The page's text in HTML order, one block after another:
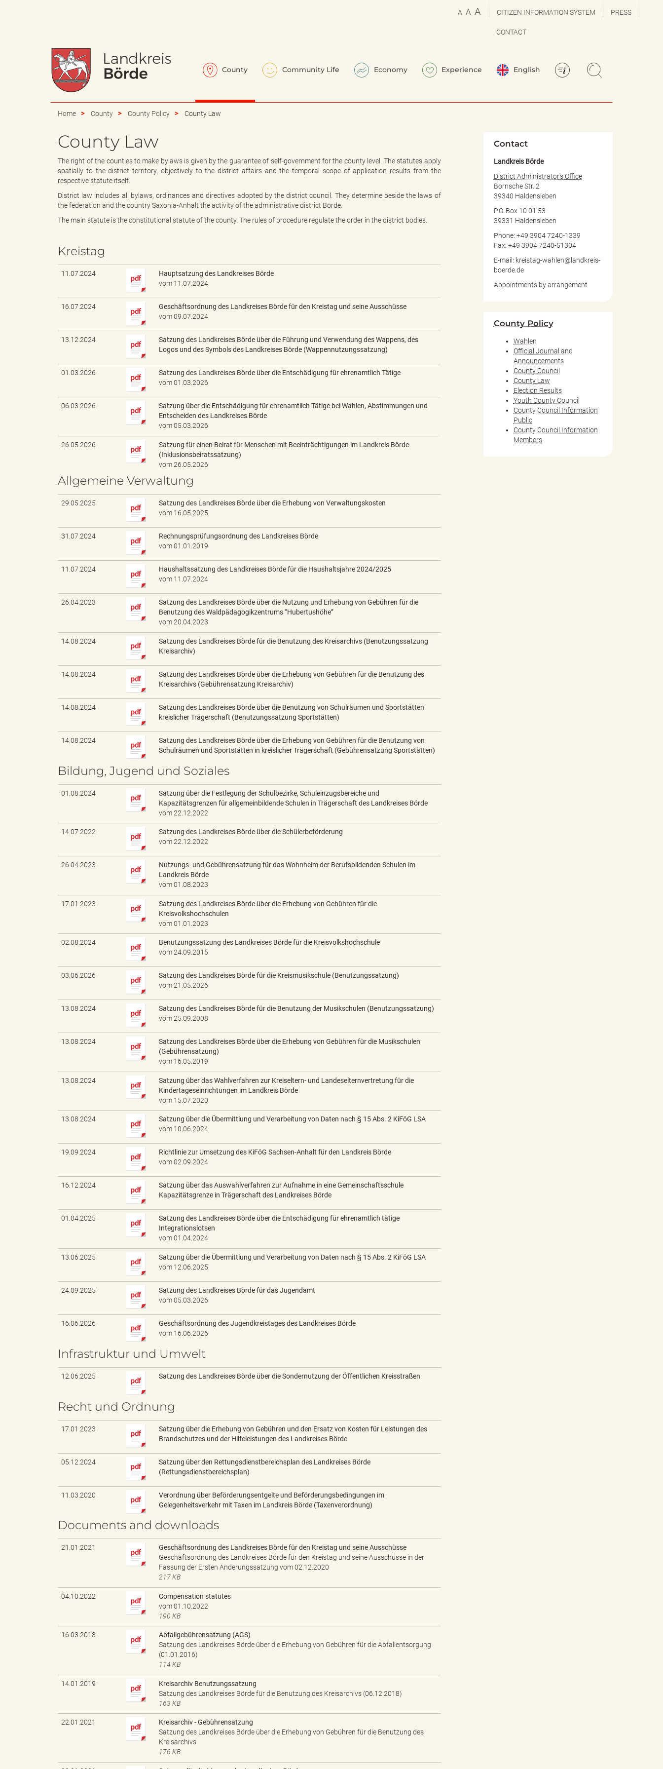
A A A CITIZEN INFORMATION SYSTEM PRESS
CONTACT
a
p
p
e
d
e
t
t
i
n
g
L
a
n
d
k
r
e
i
s
B
ö
r
d
e
"
.
T
h
e
n
k
l
e
a
d
s
County Community Life Economy Experience English
Home County County Policy County Law
County Law
The right of the counties to make bylaws is given by the guarantee of self-government for the county level. The statutes apply
spatially to the district territory, objectively to the district affairs and the temporal scope of application results from the
respective statute itself.
District law includes all bylaws, ordinances and directives adopted by the district council. They determine beside the laws of
the federation and the country Saxonia-Anhalt the activity of the administrative district Börde.
The main statute is the constitutional statute of the county. The rules of procedure regulate the order in the district bodies.
Kreistag
11.07.2024
Hauptsatzung des Landkreises Börde
vom 11.07.2024
16.07.2024
Geschäftsordnung des Landkreises Börde für den Kreistag und seine Ausschüsse
vom 09.07.2024
13.12.2024
Satzung des Landkreises Börde über die Führung und Verwendung des Wappens, des
Logos und des Symbols des Landkreises Börde (Wappennutzungssatzung)
01.03.2026
Satzung des Landkreises Börde über die Entschädigung für ehrenamtlich Tätige
vom 01.03.2026
06.03.2026
Satzung über die Entschädigung für ehrenamtlich Tätige bei Wahlen, Abstimmungen und
Entscheiden des Landkreises Börde
vom 05.03.2026
26.05.2026
Satzung für einen Beirat für Menschen mit Beeinträchtigungen im Landkreis Börde
(Inklusionsbeiratssatzung)
vom 26.05.2026
Allgemeine Verwaltung
29.05.2025
Satzung des Landkreises Börde über die Erhebung von Verwaltungskosten
vom 16.05.2025
31.07.2024
Rechnungsprüfungsordnung des Landkreises Börde
vom 01.01.2019
11.07.2024
Haushaltssatzung des Landkreises Börde für die Haushaltsjahre 2024/2025
vom 11.07.2024
26.04.2023
Satzung des Landkreises Börde über die Nutzung und Erhebung von Gebühren für die
Benutzung des Waldpädagogikzentrums “Hubertushöhe”
vom 20.04.2023
14.08.2024
Satzung des Landkreises Börde für die Benutzung des Kreisarchivs (Benutzungssatzung
Kreisarchiv)
14.08.2024
Satzung des Landkreises Börde über die Erhebung von Gebühren für die Benutzung des
Kreisarchivs (Gebührensatzung Kreisarchiv)
14.08.2024
Satzung des Landkreises Börde über die Benutzung von Schulräumen und Sportstätten
kreislicher Trägerschaft (Benutzungssatzung Sportstätten)
14.08.2024
Satzung des Landkreises Börde über die Erhebung von Gebühren für die Benutzung von
Schulräumen und Sportstätten in kreislicher Trägerschaft (Gebührensatzung Sportstätten)
Bildung, Jugend und Soziales
01.08.2024
Satzung über die Festlegung der Schulbezirke, Schuleinzugsbereiche und
Kapazitätsgrenzen für allgemeinbildende Schulen in Trägerschaft des Landkreises Börde
vom 22.12.2022
14.07.2022
Satzung des Landkreises Börde über die Schülerbeförderung
vom 22.12.2022
26.04.2023
Nutzungs- und Gebührensatzung für das Wohnheim der Berufsbildenden Schulen im
Landkreis Börde
vom 01.08.2023
17.01.2023
Satzung des Landkreises Börde über die Erhebung von Gebühren für die
Kreisvolkshochschulen
vom 01.01.2023
02.08.2024
Benutzungssatzung des Landkreises Börde für die Kreisvolkshochschule
vom 24.09.2015
03.06.2026
Satzung des Landkreises Börde für die Kreismusikschule (Benutzungssatzung)
vom 21.05.2026
13.08.2024
Satzung des Landkreises Börde für die Benutzung der Musikschulen (Benutzungssatzung)
vom 25.09.2008
13.08.2024
Satzung des Landkreises Börde über die Erhebung von Gebühren für die Musikschulen
(Gebührensatzung)
vom 16.05.2019
13.08.2024
Satzung über das Wahlverfahren zur Kreiseltern- und Landeselternvertretung für die
Kindertageseinrichtungen im Landkreis Börde
vom 15.07.2020
13.08.2024
Satzung über die Übermittlung und Verarbeitung von Daten nach § 15 Abs. 2 KiFöG LSA
vom 10.06.2024
19.09.2024
Richtlinie zur Umsetzung des KiFöG Sachsen-Anhalt für den Landkreis Börde
vom 02.09.2024
16.12.2024
Satzung über das Auswahlverfahren zur Aufnahme in eine Gemeinschaftsschule
Kapazitätsgrenze in Trägerschaft des Landkreises Börde
01.04.2025
Satzung des Landkreises Börde über die Entschädigung für ehrenamtlich tätige
Integrationslotsen
vom 01.04.2024
13.06.2025
Satzung über die Übermittlung und Verarbeitung von Daten nach § 15 Abs. 2 KiFöG LSA
vom 12.06.2025
24.09.2025
Satzung des Landkreises Börde für das Jugendamt
vom 05.03.2026
16.06.2026
Geschäftsordnung des Jugendkreistages des Landkreises Börde
vom 16.06.2026
Infrastruktur und Umwelt
12.06.2025 Satzung des Landkreises Börde über die Sondernutzung der Öffentlichen Kreisstraßen
Recht und Ordnung
17.01.2023
Satzung über die Erhebung von Gebühren und den Ersatz von Kosten für Leistungen des
Brandschutzes und der Hilfeleistungen des Landkreises Börde
05.12.2024
Satzung über den Rettungsdienstbereichsplan des Landkreises Börde
(Rettungsdienstbereichsplan)
11.03.2020
Verordnung über Beförderungsentgelte und Beförderungsbedingungen im
Gelegenheitsverkehr mit Taxen im Landkreis Börde (Taxenverordnung)
Documents and downloads
21.01.2021
Geschäftsordnung des Landkreises Börde für den Kreistag und seine Ausschüsse
Geschäftsordnung des Landkreises Börde für den Kreistag und seine Ausschüsse in der
Fassung der Ersten Änderungssatzung vom 02.12.2020
217 KB
04.10.2022
Compensation statutes
vom 01.10.2022
190 KB
16.03.2018
Abfallgebührensatzung (AGS)
Satzung des Landkreises Börde über die Erhebung von Gebühren für die Abfallentsorgung
(01.01.2016)
114 KB
14.01.2019
Kreisarchiv Benutzungssatzung
Satzung des Landkreises Börde für die Benutzung des Kreisarchivs (06.12.2018)
163 KB
22.01.2021
Kreisarchiv - Gebührensatzung
Satzung des Landkreises Börde über die Erhebung von Gebühren für die Benutzung des
Kreisarchivs
176 KB
Contact
Landkreis Börde
District Administrator's Office
Bornsche Str. 2
39340 Haldensleben
P.O. Box 10 01 53
39331 Haldensleben
Phone: +49 3904 7240-1339
Fax: +49 3904 7240-51304
E-mail: kreistag-wahlen@landkreis-
boerde.de
Appointments by arrangement
County Policy
Wahlen
Official Journal and
Announcements
County Council
County Law
Election Results
Youth County Council
County Council Information
Public
County Council Information
Members